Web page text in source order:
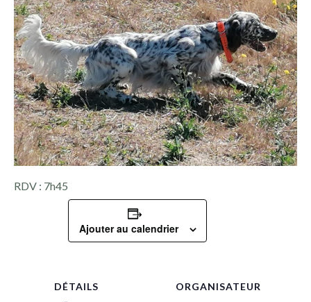
RDV : 7h45
Ajouter au calendrier
DÉTAILS
ORGANISATEUR